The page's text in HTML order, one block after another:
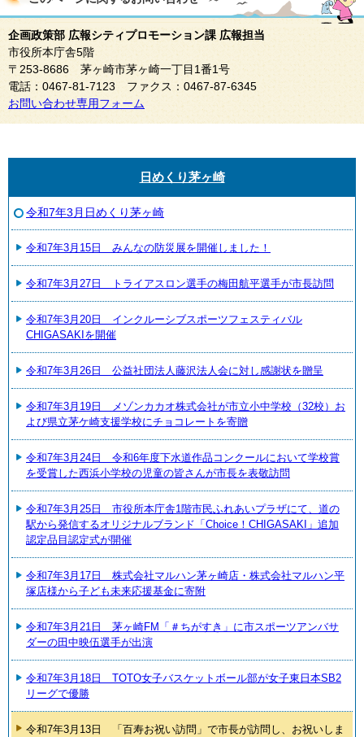
企画政策部 広報シティプロモーション課 広報担当
市役所本庁舎5階
〒253-8686 茅ヶ崎市茅ヶ崎一丁目1番1号
電話：0467-81-7123 ファクス：0467-87-6345
お問い合わせ専用フォーム
日めくり茅ヶ崎
令和7年3月日めくり茅ヶ崎
令和7年3月15日 みんなの防災展を開催しました！
令和7年3月27日 トライアスロン選手の梅田航平選手が市長訪問
令和7年3月20日 インクルーシブスポーツフェスティバル
CHIGASAKIを開催
令和7年3月26日 公益社団法人藤沢法人会に対し感謝状を贈呈
令和7年3月19日 メゾンカカオ株式会社が市立小中学校（32校）お
よび県立茅ケ崎支援学校にチョコレートを寄贈
令和7年3月24日 令和6年度下水道作品コンクールにおいて学校賞
を受賞した西浜小学校の児童の皆さんが市長を表敬訪問
令和7年3月25日 市役所本庁舎1階市民ふれあいプラザにて、道の
駅から発信するオリジナルブランド「Choice！CHIGASAKI」追加
認定品目認定式が開催
令和7年3月17日 株式会社マルハン茅ヶ崎店・株式会社マルハン平
塚店様から子ども未来応援基金に寄附
令和7年3月21日 茅ヶ崎FM「＃ちがすき」に市スポーツアンバサ
ダーの田中映伍選手が出演
令和7年3月18日 TOTO女子バスケットボール部が女子東日本SB2
リーグで優勝
令和7年3月13日 「百寿お祝い訪問」で市長が訪問し、お祝いしま